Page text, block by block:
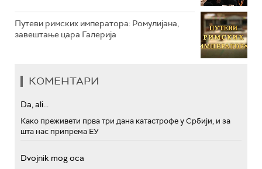
Путеви римских императора: Ромулијана,
завештање цара Галерија
КОМЕНТАРИ
Da, ali...
Како преживети прва три дана катастрофе у Србији, и за
шта нас припрема ЕУ
Dvojnik mog oca